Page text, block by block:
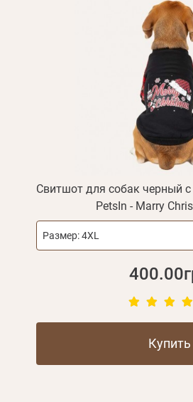
Свитшот для собак черный
PetsIn - Marry
Размер:4XL
Купить